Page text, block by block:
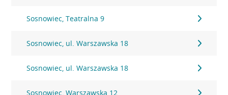
Sosnowiec, Teatralna 9
Sosnowiec, ul. Warszawska 18
Sosnowiec, ul. Warszawska 18
Sosnowiec, Warszawska 12